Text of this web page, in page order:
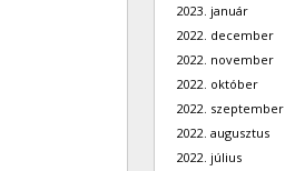
2023. január
2022. december
2022. november
2022. október
2022. szeptember
2022. augusztus
2022. július